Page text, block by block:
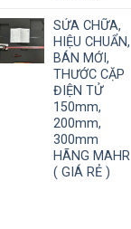
SỬA CHỮA,
HIỆU CHUẨN,
BÁN MỚI,
THƯỚC CẶP
ĐIỆN TỬ
150mm,
200mm,
300mm
HÃNG MAHR
( GIÁ RẺ )